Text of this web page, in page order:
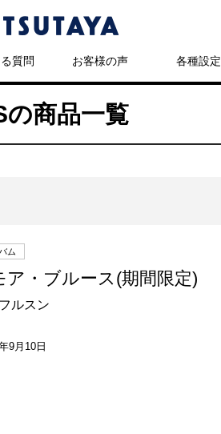
質問 お客様の声 各種設定
の商品一覧
ム
ア・ブルース(期間限定)
ルスン
9月10日